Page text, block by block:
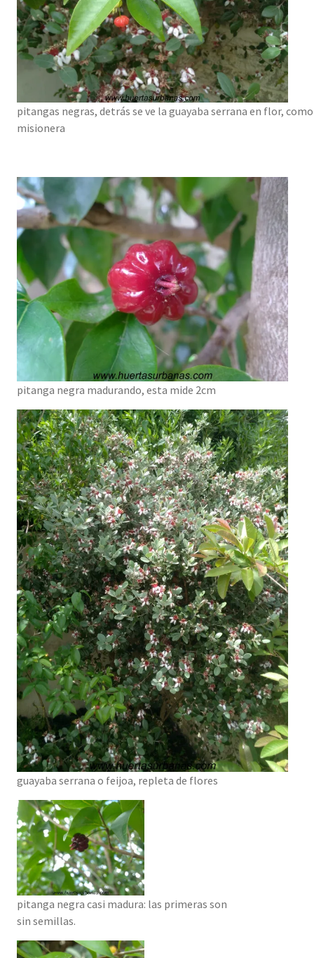
pitangas negras, detrás se ve la guayaba serrana en flor,
misionera
pitanga negra madurando, esta mide 2cm
guayaba serrana o feijoa, repleta de flores
pitanga negra casi madura: las primeras son
sin semillas.